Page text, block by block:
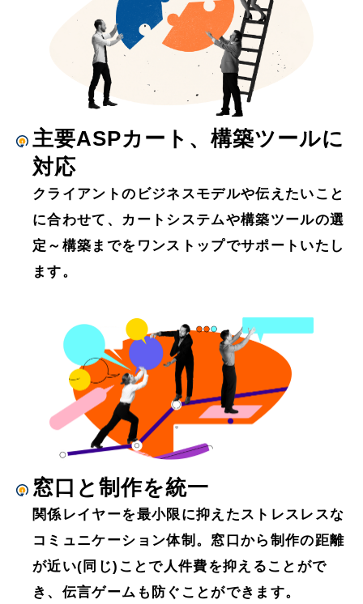
主要ASPカート、構築ツールに
対応
クライアントのビジネスモデルや伝えたいこと
に合わせて、カートシステムや構築ツールの選
定～構築までをワンストップでサポートいたし
ます。
窓口と制作を統一
関係レイヤーを最⼩限に抑えたストレスレスな
コミュニケーション体制。窓口から制作の距離
が近い(同じ)ことで人件費を抑えることがで
き、伝言ゲームも防ぐことができます。